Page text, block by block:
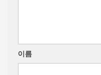
이름